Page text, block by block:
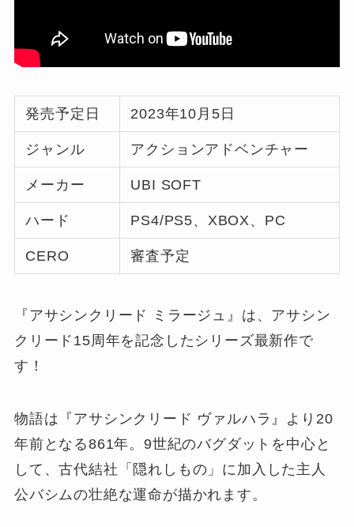
発売予定日 2023年10月5日
ジャンル アクションアドベンチャー
メーカー UBI SOFT
ハード PS4/PS5、XBOX、PC
CERO 審査予定
『アサシンクリード ミラージュ』は、アサシン
クリード15周年を記念したシリーズ最新作で
す！
物語は『アサシンクリード ヴァルハラ』より20
年前となる861年。9世紀のバグダットを中心と
して、古代結社「隠れしもの」に加入した主人
公バシムの壮絶な運命が描かれます。